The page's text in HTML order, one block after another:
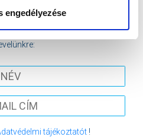
engedélyezése
sem! Iratkozzon fel ingyenes
tájékoztatót!